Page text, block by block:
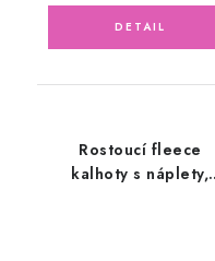
Rostoucí fleece
kalhoty s náplety,